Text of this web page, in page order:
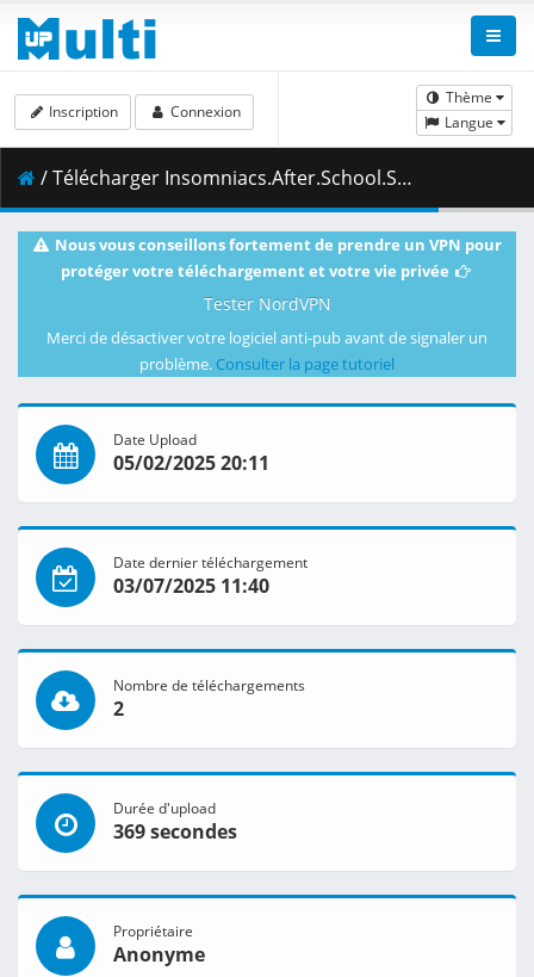
Thème
Langue
Inscription Connexion
/ Télécharger Insomniacs.After.School.S01E09.Altair.and.Vega.1080p.AMZN.WEB-DL.DUAL.DDP2.0.H.264.ESub-ToonsHub.mkv.002 ( 280.12 MB )
Nous vous conseillons fortement de prendre un VPN pour
protéger votre téléchargement et votre vie privée
Tester NordVPN
Merci de désactiver votre logiciel anti-pub avant de signaler un
problème. Consulter la page tutoriel
Date Upload
05/02/2025 20:11
Date dernier téléchargement
03/07/2025 11:40
Nombre de téléchargements
2
Durée d'upload
369 secondes
Propriétaire
Anonyme